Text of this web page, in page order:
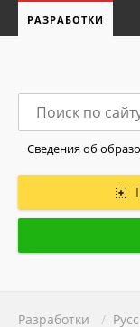
РАЗРАБОТКИ
Сведения об
Разработки /